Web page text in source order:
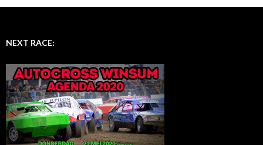
NEXT RACE: